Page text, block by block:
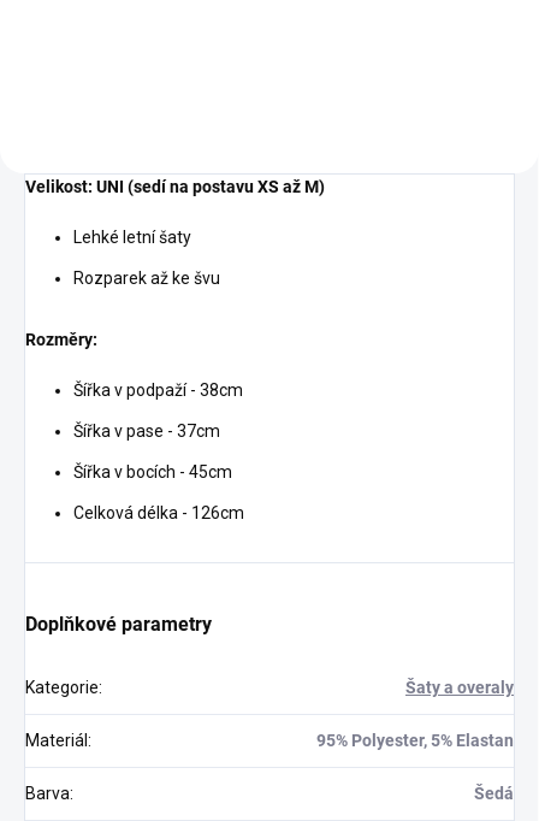
Velikost: UNI (sedí na postavu XS až M)
Lehké letní šaty
Rozparek až ke švu
Rozměry:
Šířka v podpaží - 38cm
Šířka v pase - 37cm
Šířka v bocích - 45cm
Celková délka - 126cm
Doplňkové parametry
Kategorie: Šaty a overaly
Materiál : 95% Polyester, 5% Elastan
Barva: Šedá